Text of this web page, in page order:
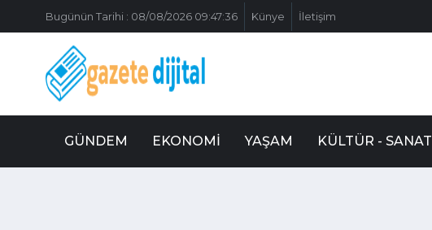
Bugünün Tarihi : 08/08/2026 09:47:36 Künye İletişim
GÜNDEM EKONOMI YAŞAM KÜLTÜR - SANAT